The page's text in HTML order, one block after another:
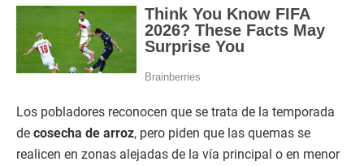
Los pobladores reconocen que se trata de la temporada
de cosecha de arroz, pero piden que las quemas se
realicen en zonas alejadas de la vía principal o en menor